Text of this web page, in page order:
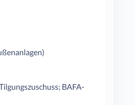
BAFA-